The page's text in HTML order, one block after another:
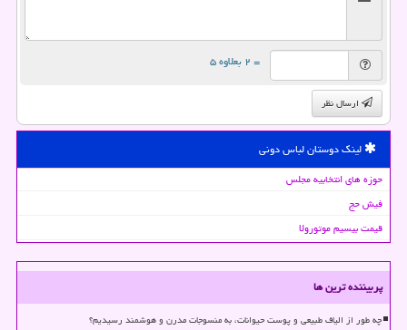
= ۲ بعلاوه ۵
ارسال نظر
لینک دوستان لباس دونی
حوزه های انتخابیه مجلس
فیش حج
قیمت بیسیم موتورولا
پربیننده ترین ها
چه طور از الیاف طبیعی و پوست حیوانات، به منسوجات مدرن و هوشمند رسیدیم؟